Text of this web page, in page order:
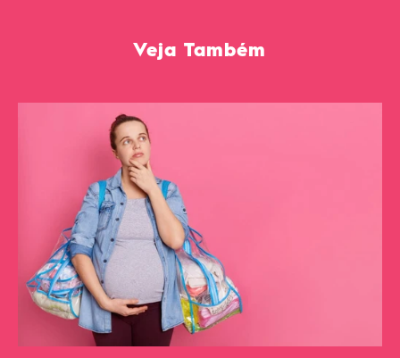
Veja Também